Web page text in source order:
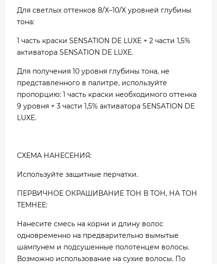
Для светлых оттенков 8/Х–10/Х уровней глубины
тона:
1 часть краски SENSATION DE LUXE + 2 части 1,5%
активатора SENSATION DE LUXE.
Для получения 10 уровня глубины тона, не
представленного в палитре, используйте
пропорцию: 1 часть краски необходимого оттенка
9 уровня + 3 части 1,5% активатора SENSATION DE
LUXE.
СХЕМА НАНЕСЕНИЯ:
Используйте защитные перчатки.
ПЕРВИЧНОЕ ОКРАШИВАНИЕ ТОН В ТОН, НА ТОН
ТЕМНЕЕ:
Нанесите смесь на корни и длину волос
одновременно на предварительно вымытые
шампунем и подсушенные полотенцем волосы.
Возможно использование на сухие волосы. По